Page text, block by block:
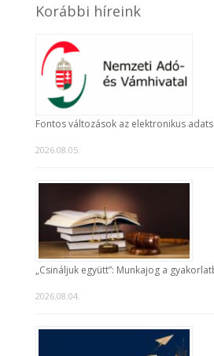
Korábbi híreink
Fontos változások az elektronikus
2026.08.05.
„Csináljuk együtt”: Munkajog a
2026.08.04.